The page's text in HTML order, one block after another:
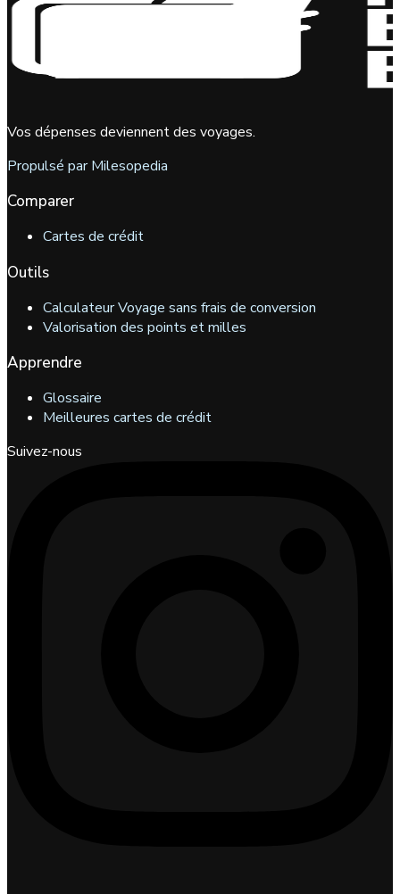
Vos dépenses deviennent des voyages.
Propulsé par Milesopedia
Comparer
Cartes de crédit
Outils
Calculateur Voyage sans frais de conversion
Valorisation des points et milles
Apprendre
Glossaire
Meilleures cartes de crédit
Suivez-nous